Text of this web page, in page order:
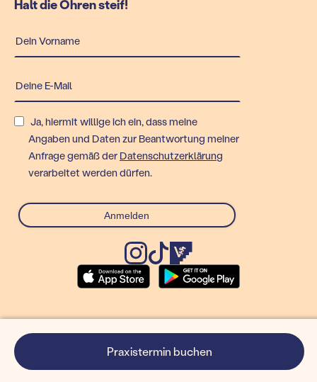
Praxistermin buchen
Halt die Ohren steif!
Ja, hiermit willige ich ein, dass meine
Angaben und Daten zur Beantwortung meiner
Anfrage gemäß der Datenschutzerklärung
verarbeitet werden dürfen.